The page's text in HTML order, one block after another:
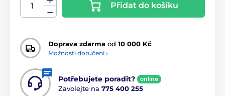
Přidat do košíku
Doprava zdarma od 10 000 Kč
Možnosti doručení ›
Potřebujete poradit? online
Zavolejte na 775 400 255